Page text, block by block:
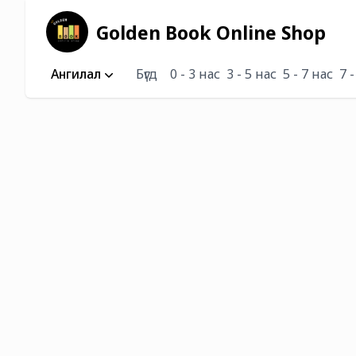
Golden Book Online Shop
Ангилал Бүгд 0 - 3 нас 3 - 5 нас 5 - 7 нас 7